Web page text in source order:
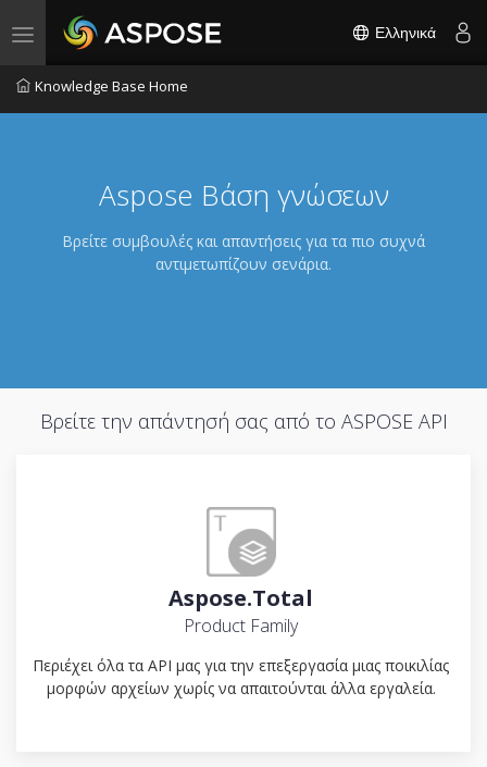
Toggle navigation Ελληνικά
Knowledge Base Home
Aspose Βάση γνώσεων
Βρείτε συμβουλές και απαντήσεις για τα πιο συχνά
αντιμετωπίζουν σενάρια.
Βρείτε την απάντησή σας από το ASPOSE API
Aspose.Total
Product Family
Περιέχει όλα τα API μας για την επεξεργασία μιας ποικιλίας
μορφών αρχείων χωρίς να απαιτούνται άλλα εργαλεία.